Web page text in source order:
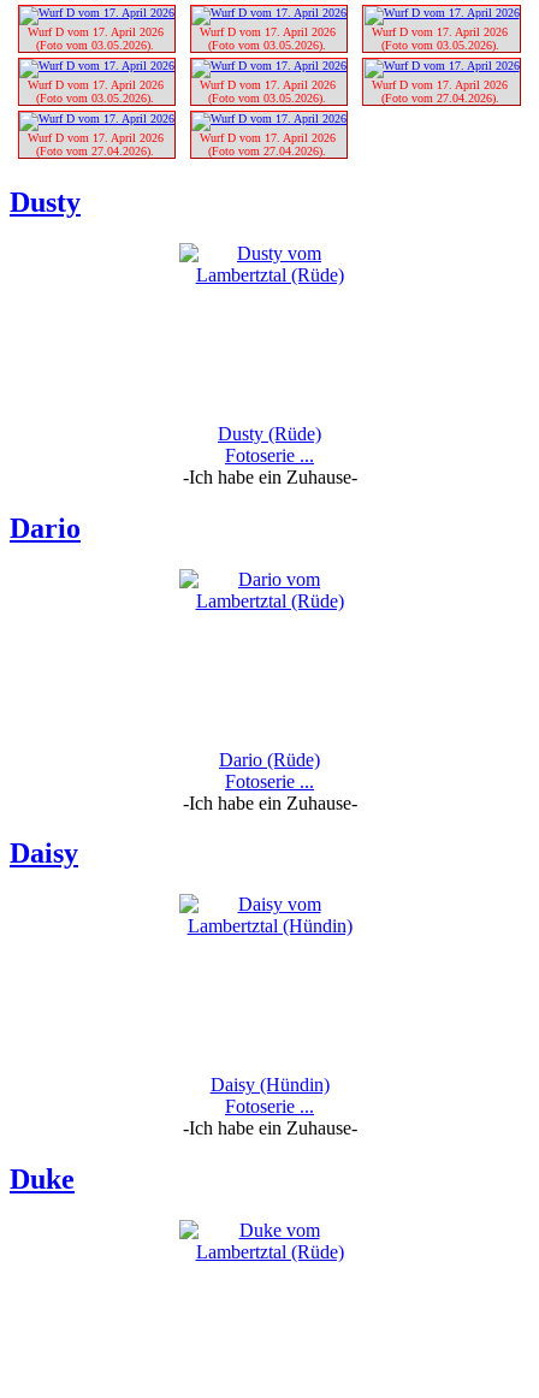
Wurf D vom 17. April 2026
(Foto vom 03.05.2026).
Wurf D vom 17. April 2026
(Foto vom 03.05.2026).
Wurf D vom 17. April 2026
(Foto vom 03.05.2026).
Wurf D vom 17. April 2026
(Foto vom 03.05.2026).
Wurf D vom 17. April 2026
(Foto vom 03.05.2026).
Wurf D vom 17. April 2026
(Foto vom 27.04.2026).
Wurf D vom 17. April 2026
(Foto vom 27.04.2026).
Wurf D vom 17. April 2026
(Foto vom 27.04.2026).
Dusty
Dusty (Rüde)
Fotoserie ...
-Ich habe ein Zuhause-
Dario
Dario (Rüde)
Fotoserie ...
-Ich habe ein Zuhause-
Daisy
Daisy (Hündin)
Fotoserie ...
-Ich habe ein Zuhause-
Duke